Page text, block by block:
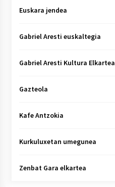
Euskara jendea
Gabriel Aresti euskaltegia
Gabriel Aresti Kultura Elkartea
Gazteola
Kafe Antzokia
Kurkuluxetan umegunea
Zenbat Gara elkartea